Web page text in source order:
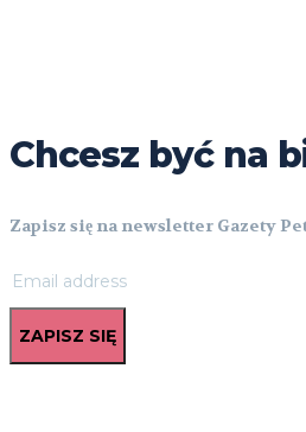
Chcesz być na
Zapisz się na newsletter Gazety
ZAPISZ SIĘ